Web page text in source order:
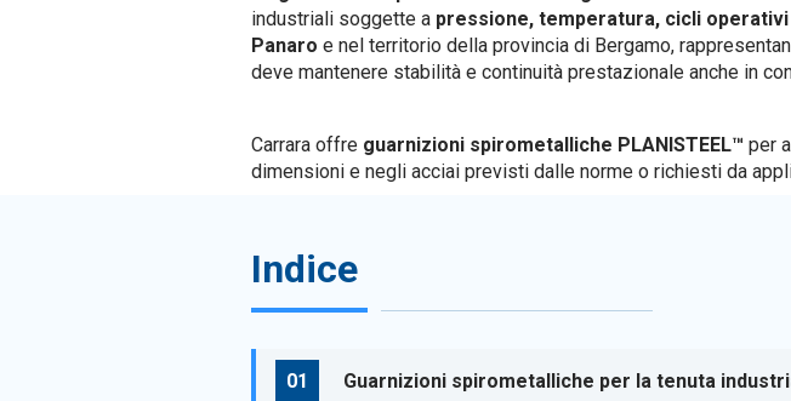
industriali soggette a pressione, temperatura, cicli
Panaro e nel territorio della provincia di Bergamo,
deve mantenere stabilità e continuità prestazionale anche in
Carrara offre guarnizioni spirometalliche PLANISTEEL™ per
dimensioni e negli acciai previsti dalle norme o richiesti da
Indice
Guarnizioni spirometalliche per la tenuta